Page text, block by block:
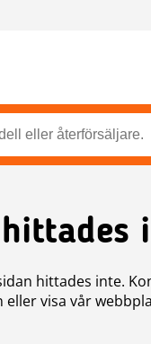
hittades inte.
eller visa vår